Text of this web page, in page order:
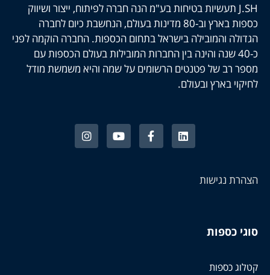
J.SH תעשיות בטיחות בע"מ הנה חברה לפיתוח, ייצור ושיווק
כספות בארץ וב-80 מדינות בעולם, הנחשבת כיום לחברה
הגדולה והמובילה בישראל בתחום הכספות. החברה הוקמה לפני
כ-40 שנה והינה בין החברות המובילות בעולם הכספות עם
מספר רב של פטנטים הרשומים על שמה והיא משמשת מודל
לחיקוי בארץ ובעולם.
הצהרת נגישות
סוגי כספות
קטלוג כספות